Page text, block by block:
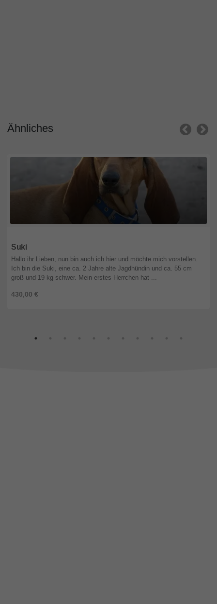
Ähnliches
Suki
430,00 €
Hallo ihr Lieben, nun bin auch ich hier und möchte mich vorstellen.
Ich bin die Suki, eine ca. 2 Jahre alte Jagdhündin und ca. 55 cm
groß und 19 kg schwer. Mein erstes Herrchen hat ...